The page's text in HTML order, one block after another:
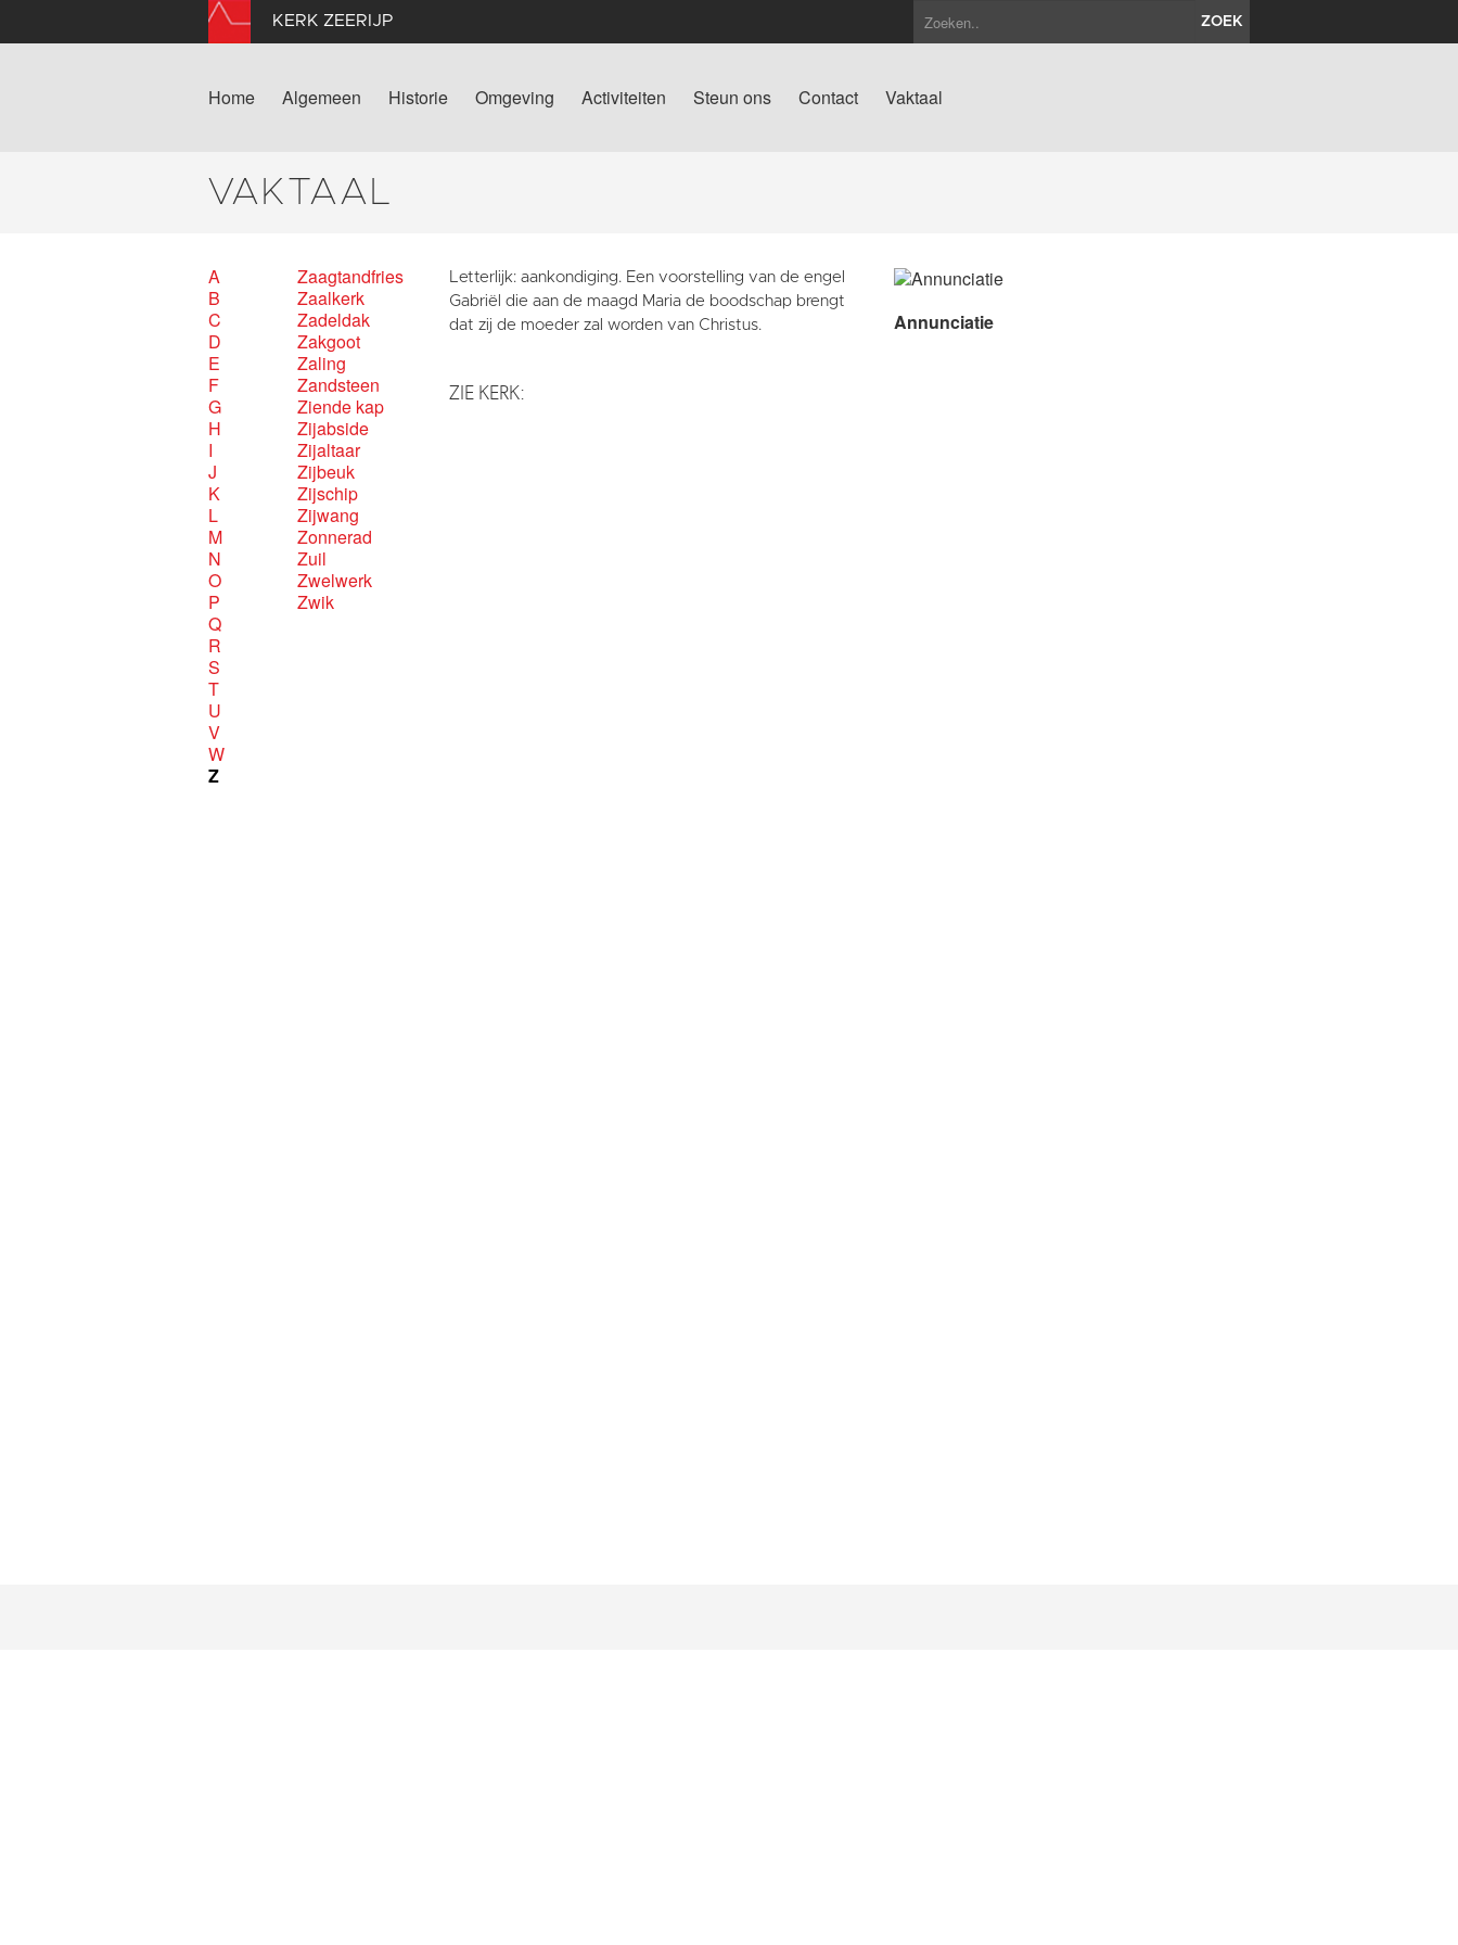
KERK ZEERIJP ZOEK
Home Algemeen Historie Omgeving Activiteiten Steun ons Contact Vaktaal
VAKTAAL
A
B
C
D
E
F
G
H
I
J
K
L
M
N
O
P
Q
R
S
T
U
V
W
Z
Zaagtandfries
Zaalkerk
Zadeldak
Zakgoot
Zaling
Zandsteen
Ziende kap
Zijabside
Zijaltaar
Zijbeuk
Zijschip
Zijwang
Zonnerad
Zuil
Zwelwerk
Zwik
Letterlijk: aankondiging. Een voorstelling van de engel
Gabriël die aan de maagd Maria de boodschap brengt
dat zij de moeder zal worden van Christus.
ZIE KERK:
Annunciatie